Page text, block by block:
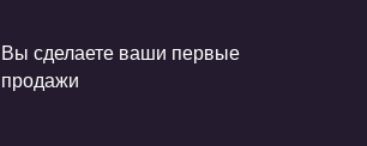
Вы сделаете ваши первые
продажи